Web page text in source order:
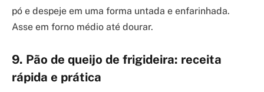
pó e despeje em uma forma untada e enfarinhada.
Asse em forno médio até dourar.
9. Pão de queijo de frigideira: receita
rápida e prática